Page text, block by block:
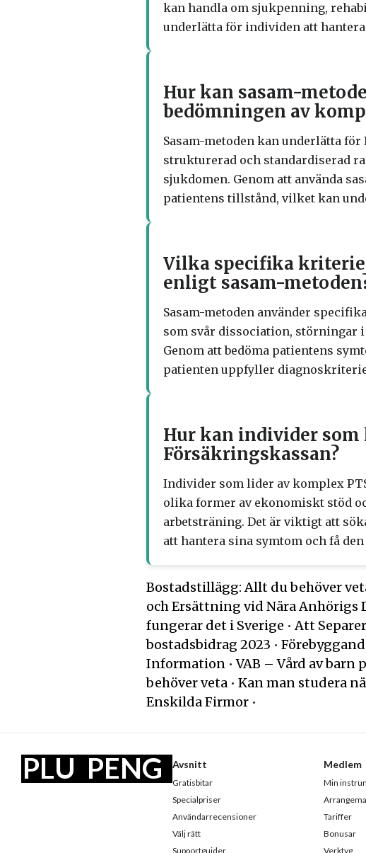
kan handla om sjukpenning,
underlätta för individen att
Hur kan sasam-
bedömningen av
Sasam-metoden kan underlätta
strukturerad och standardiserad
sjukdomen. Genom att använda
patientens tillstånd, vilket kan
Vilka specifika
enligt sasam-
Sasam-metoden använder
som svår dissociation, störningar
Genom att bedöma patientens
patienten uppfyller
Hur kan individer som
Försäkringskassan?
Individer som lider av komplex
olika former av ekonomiskt stöd
arbetsträning. Det är viktigt att
att hantera sina symtom och få
Bostadstillägg: Allt du behöver
och Ersättning vid Nära Anhörigs
fungerar det i Sverige •Att
bostadsbidrag 2023 •
Information •VAB – Vård av barn
behöver veta • Kan man studera
Enskilda Firmor •
PLU PENG Avsnitt
Gratisbitar
Specialpriser
Användarrecensioner
Välj rätt
Supportguider
Medlem
Min
Tariffer
Bonusar
Verktyg